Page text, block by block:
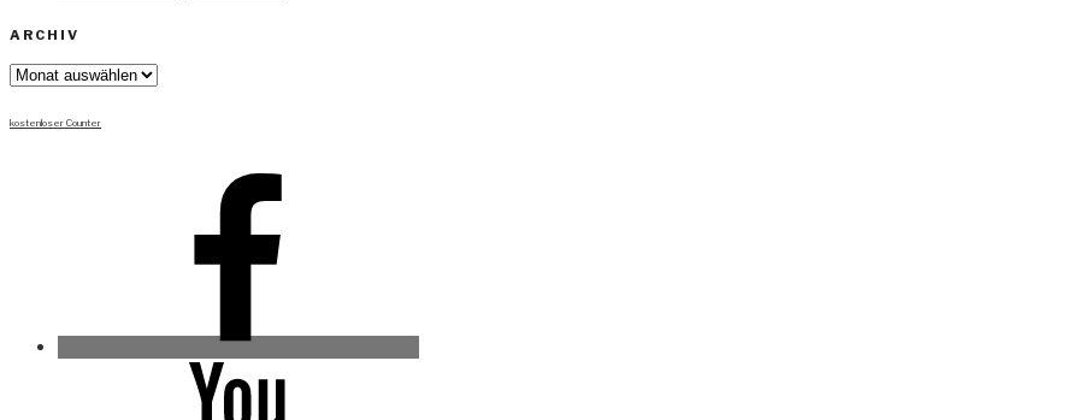
ARCHIV
Archiv
kostenloser Counter